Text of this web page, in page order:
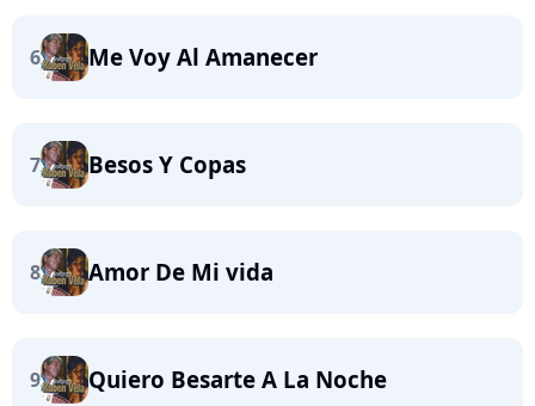
6 Me Voy Al Amanecer
7 Besos Y Copas
8 Amor De Mi vida
9 Quiero Besarte A La Noche